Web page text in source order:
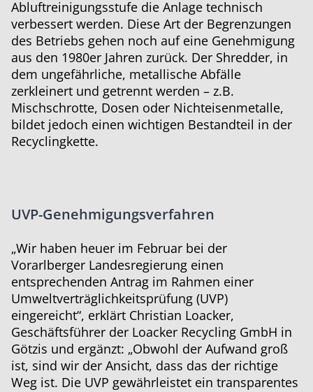
Abluftreinigungsstufe die Anlage technisch
verbessert werden. Diese Art der Begrenzungen
des Betriebs gehen noch auf eine Genehmigung
aus den 1980er Jahren zurück. Der Shredder, in
dem ungefährliche, metallische Abfälle
zerkleinert und getrennt werden – z.B.
Mischschrotte, Dosen oder Nichteisenmetalle,
bildet jedoch einen wichtigen Bestandteil in der
Recyclingkette.
UVP-Genehmigungsverfahren
„Wir haben heuer im Februar bei der
Vorarlberger Landesregierung einen
entsprechenden Antrag im Rahmen einer
Umweltverträglichkeitsprüfung (UVP)
eingereicht“, erklärt Christian Loacker,
Geschäftsführer der Loacker Recycling GmbH in
Götzis und ergänzt: „Obwohl der Aufwand groß
ist, sind wir der Ansicht, dass das der richtige
Weg ist. Die UVP gewährleistet ein transparentes